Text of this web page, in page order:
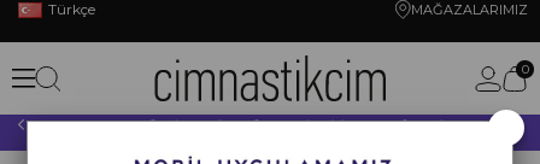
Türkçe MAĞAZALARIMIZ
0
10.000 TL VE ÜZERİ YAPACAĞINIZ TÜM ALIŞVERİŞLERİNİZDE KARGO ÜCRETSİZ!